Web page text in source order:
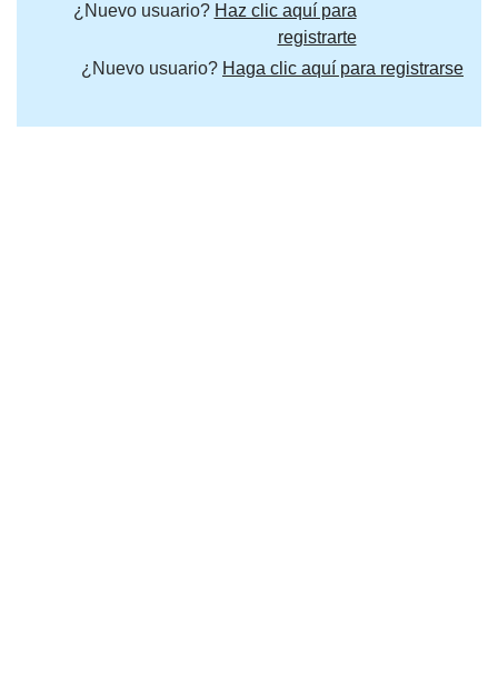
¿Nuevo usuario? Haz clic aquí para
registrarte
¿Nuevo usuario? Haga clic aquí para registrarse